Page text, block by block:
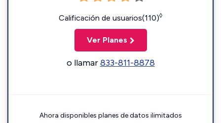
Calificación de usuarios(110)◊
Ver Planes
o llamar833-811-8878
Ahora disponibles planes de datos ilimitados